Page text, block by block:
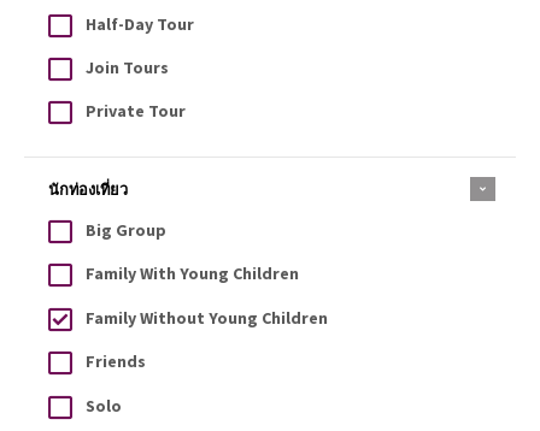
Half-Day Tour
Join Tours
Private Tour
นักท่องเที่ยว
Big Group
Family With Young Children
Family Without Young Children
Friends
Solo